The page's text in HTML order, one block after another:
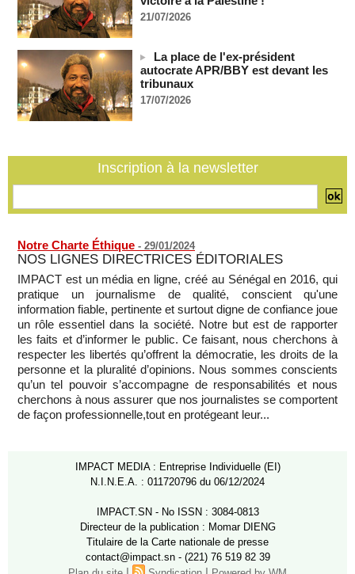
La Centrafrique et le Cameroun apaisent les tensions après
un incident frontalier
Vu & Lu sur X - Donald Trump dans le piège à milliards de la
BBC
06/08/2026 -
21/07/2026
La place de l'ex-président
autocrate APR/BBY est devant les
tribunaux
17/07/2026
Inscription à la newsletter
Notre Charte Éthique - 29/01/2024
NOS LIGNES DIRECTRICES ÉDITORIALES
IMPACT est un média en ligne, créé au Sénégal en 2016, qui
pratique un journalisme de qualité, conscient qu'une
information fiable, pertinente et surtout digne de confiance joue
un rôle essentiel dans la société. Notre but est de rapporter
les faits et d’informer le public. Ce faisant, nous cherchons à
respecter les libertés qu’offrent la démocratie, les droits de la
personne et la pluralité d’opinions. Nous sommes conscients
qu’un tel pouvoir s’accompagne de responsabilités et nous
cherchons à nous assurer que nos journalistes se comportent
de façon professionnelle,tout en protégeant leur...
IMPACT MEDIA : Entreprise Individuelle (EI)
N.I.N.E.A. : 011720796 du 06/12/2024
IMPACT.SN - No ISSN : 3084-0813
Directeur de la publication : Momar DIENG
Titulaire de la Carte nationale de presse
contact@impact.sn - (221) 76 519 82 39